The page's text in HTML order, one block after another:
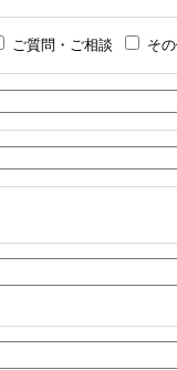
ご質問・ご相談 そ